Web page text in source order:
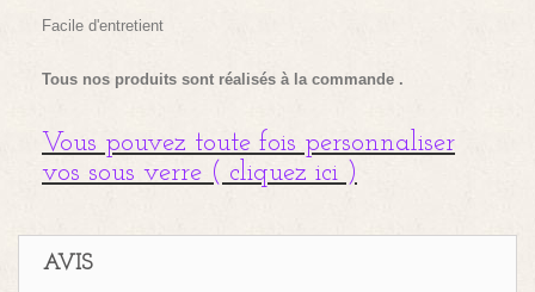
Facile d'entretient
Tous nos produits sont réalisés à la commande .
Vous pouvez toute fois personnaliser
vos sous verre ( cliquez ici )
AVIS